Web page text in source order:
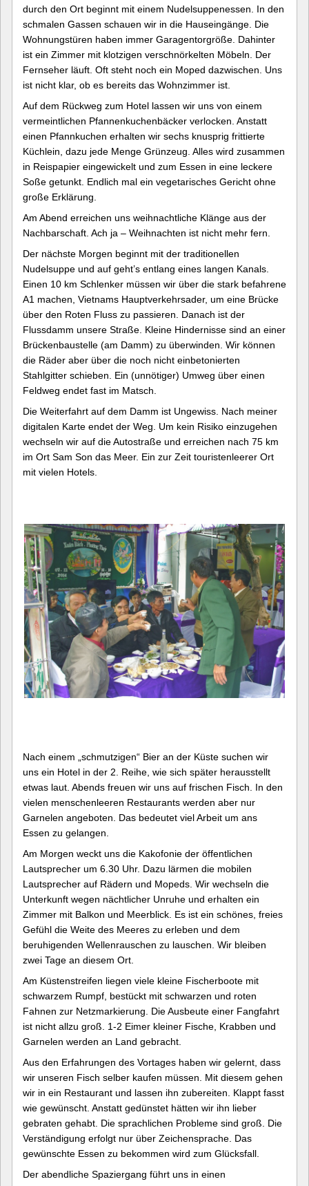
durch den Ort beginnt mit einem Nudelsuppenessen. In den
schmalen Gassen schauen wir in die Hauseingänge. Die
Wohnungstüren haben immer Garagentorgröße. Dahinter
ist ein Zimmer mit klotzigen verschnörkelten Möbeln. Der
Fernseher läuft. Oft steht noch ein Moped dazwischen. Uns
ist nicht klar, ob es bereits das Wohnzimmer ist.
Auf dem Rückweg zum Hotel lassen wir uns von einem
vermeintlichen Pfannenkuchenbäcker verlocken. Anstatt
einen Pfannkuchen erhalten wir sechs knusprig frittierte
Küchlein, dazu jede Menge Grünzeug. Alles wird zusammen
in Reispapier eingewickelt und zum Essen in eine leckere
Soße getunkt. Endlich mal ein vegetarisches Gericht ohne
große Erklärung.
Am Abend erreichen uns weihnachtliche Klänge aus der
Nachbarschaft. Ach ja – Weihnachten ist nicht mehr fern.
Der nächste Morgen beginnt mit der traditionellen
Nudelsuppe und auf geht’s entlang eines langen Kanals.
Einen 10 km Schlenker müssen wir über die stark befahrene
A1 machen, Vietnams Hauptverkehrsader, um eine Brücke
über den Roten Fluss zu passieren. Danach ist der
Flussdamm unsere Straße. Kleine Hindernisse sind an einer
Brückenbaustelle (am Damm) zu überwinden. Wir können
die Räder aber über die noch nicht einbetonierten
Stahlgitter schieben. Ein (unnötiger) Umweg über einen
Feldweg endet fast im Matsch.
Die Weiterfahrt auf dem Damm ist Ungewiss. Nach meiner
digitalen Karte endet der Weg. Um kein Risiko einzugehen
wechseln wir auf die Autostraße und erreichen nach 75 km
im Ort Sam Son das Meer. Ein zur Zeit touristenleerer Ort
mit vielen Hotels.
Nach einem „schmutzigen“ Bier an der Küste suchen wir
uns ein Hotel in der 2. Reihe, wie sich später herausstellt
etwas laut. Abends freuen wir uns auf frischen Fisch. In den
vielen menschenleeren Restaurants werden aber nur
Garnelen angeboten. Das bedeutet viel Arbeit um ans
Essen zu gelangen.
Am Morgen weckt uns die Kakofonie der öffentlichen
Lautsprecher um 6.30 Uhr. Dazu lärmen die mobilen
Lautsprecher auf Rädern und Mopeds. Wir wechseln die
Unterkunft wegen nächtlicher Unruhe und erhalten ein
Zimmer mit Balkon und Meerblick. Es ist ein schönes, freies
Gefühl die Weite des Meeres zu erleben und dem
beruhigenden Wellenrauschen zu lauschen. Wir bleiben
zwei Tage an diesem Ort.
Am Küstenstreifen liegen viele kleine Fischerboote mit
schwarzem Rumpf, bestückt mit schwarzen und roten
Fahnen zur Netzmarkierung. Die Ausbeute einer Fangfahrt
ist nicht allzu groß. 1-2 Eimer kleiner Fische, Krabben und
Garnelen werden an Land gebracht.
Aus den Erfahrungen des Vortages haben wir gelernt, dass
wir unseren Fisch selber kaufen müssen. Mit diesem gehen
wir in ein Restaurant und lassen ihn zubereiten. Klappt fasst
wie gewünscht. Anstatt gedünstet hätten wir ihn lieber
gebraten gehabt. Die sprachlichen Probleme sind groß. Die
Verständigung erfolgt nur über Zeichensprache. Das
gewünschte Essen zu bekommen wird zum Glücksfall.
Der abendliche Spaziergang führt uns in einen